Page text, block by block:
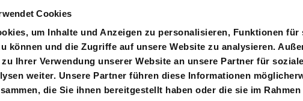
Cookies
um Inhalte und Anzeigen zu personalisieren, Funktionen für
können und die Zugriffe auf unsere Website zu analysieren.
Ihrer Verwendung unserer Website an unsere Partner für
weiter. Unsere Partner führen diese Informationen
die Sie ihnen bereitgestellt haben oder die sie im